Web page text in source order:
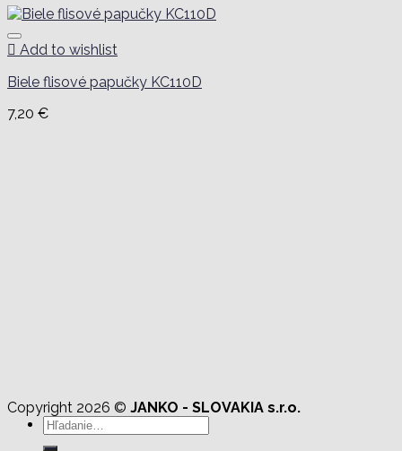
Add to wishlist
Biele flisové papučky KC110D
7,20 €
Copyright 2026 © JANKO - SLOVAKIA s.r.o.
Hľadať: